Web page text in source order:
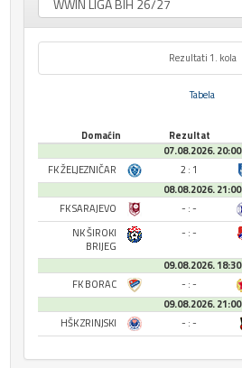
Rezultati 1. kola
Tabela
Domaćin Rezultat
07.08.2026. 20:00
FK ŽELJEZNIČAR
2 : 1
08.08.2026. 21:00
FK SARAJEVO
- : -
NK ŠIROKI
BRIJEG
- : -
09.08.2026. 18:30
FK BORAC
- : -
09.08.2026. 21:00
HŠK ZRINJSKI
- : -